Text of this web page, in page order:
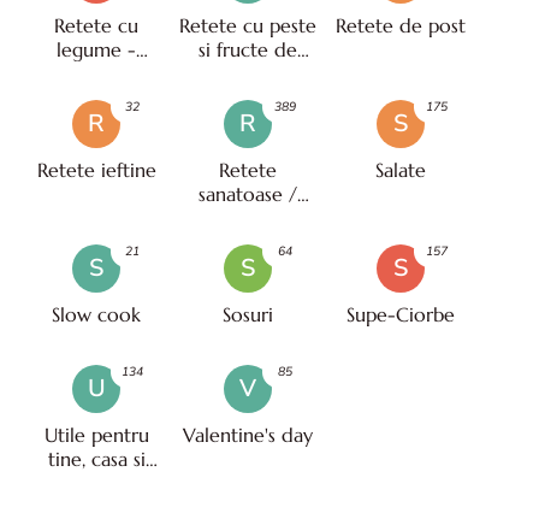
Retete cu
legume -
Retete cu peste
si fructe de
Retete de post
R
Retete ieftine
32
R
Retete
sanatoase /
389
S
Salate
175
S
Slow cook
21
S
Sosuri
64
S
Supe-Ciorbe
157
U
Utile pentru
tine, casa si
134
V
Valentine's day
85